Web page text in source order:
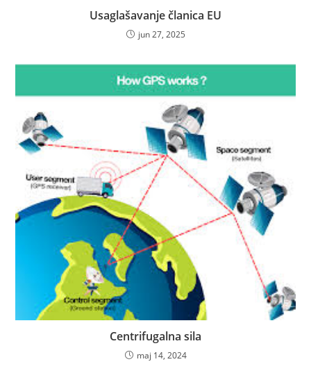
Usaglašavanje članica EU
jun 27, 2025
Centrifugalna sila
maj 14, 2024